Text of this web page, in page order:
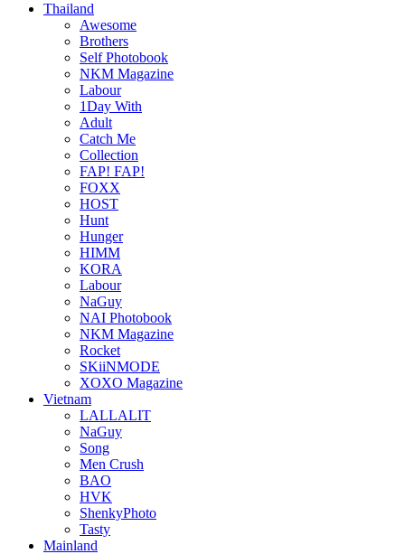
Thailand
Awesome
Brothers
Self Photobook
NKM Magazine
Labour
1Day With
Adult
Catch Me
Collection
FAP! FAP!
FOXX
HOST
Hunt
Hunger
HIMM
KORA
Labour
NaGuy
NAI Photobook
NKM Magazine
Rocket
SKiiNMODE
XOXO Magazine
Vietnam
LALLALIT
NaGuy
Song
Men Crush
BAO
HVK
ShenkyPhoto
Tasty
Mainland